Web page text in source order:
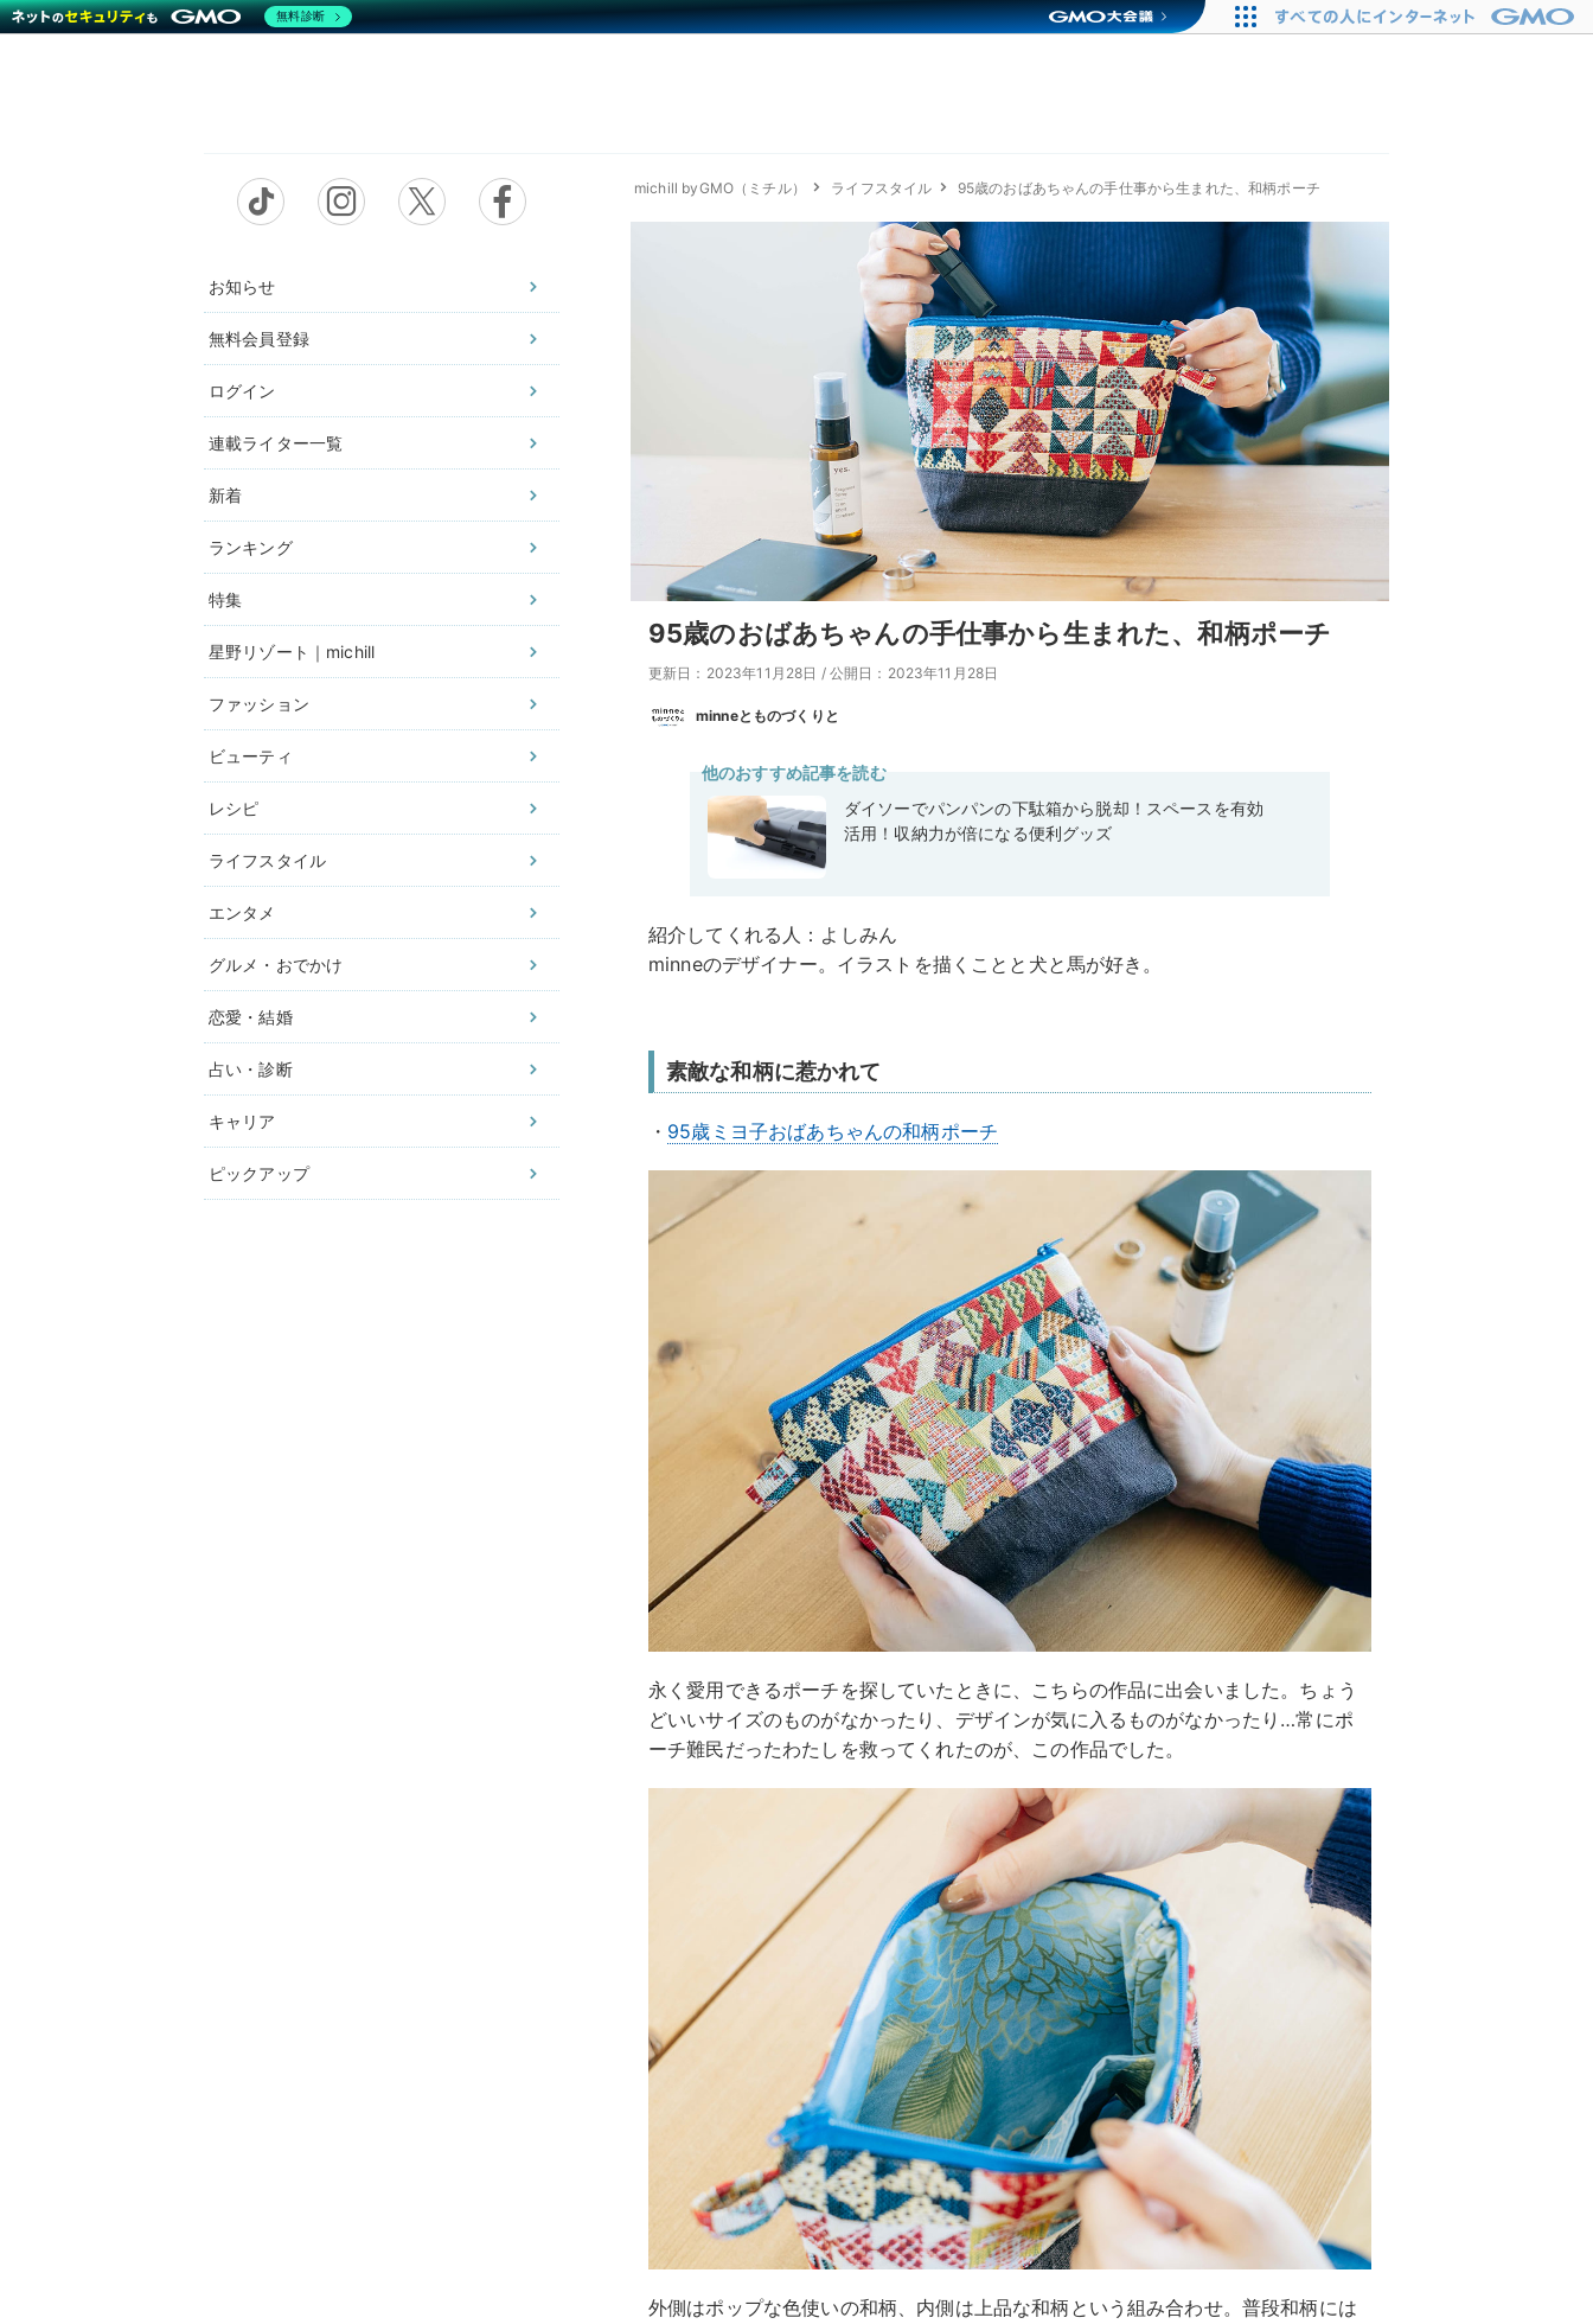
お知らせ
無料会員登録
ログイン
連載ライター一覧
新着
ランキング
特集
星野リゾート｜michill
ファッション
ビューティ
レシピ
ライフスタイル
エンタメ
グルメ・おでかけ
恋愛・結婚
占い・診断
キャリア
ピックアップ
michill byGMO（ミチル） ライフスタイル 95歳のおばあちゃんの手仕事から生まれた、和柄ポーチ
95歳のおばあちゃんの手仕事から生まれた、和柄ポーチ
更新日：2023年11月28日 / 公開日：2023年11月28日
minneとものづくりと
他のおすすめ記事を読む
ダイソーでパンパンの下駄箱から脱却！スペースを有効
活用！収納力が倍になる便利グッズ
紹介してくれる人：よしみん
minneのデザイナー。イラストを描くことと犬と馬が好き。
素敵な和柄に惹かれて
・ 95歳ミヨ子おばあちゃんの和柄ポーチ
永く愛用できるポーチを探していたときに、こちらの作品に出会いました。ちょう
どいいサイズのものがなかったり、デザインが気に入るものがなかったり…常にポ
ーチ難民だったわたしを救ってくれたのが、この作品でした。
外側はポップな色使いの和柄、内側は上品な和柄という組み合わせ。普段和柄には
無料診断